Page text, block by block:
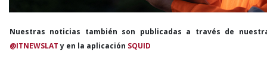
Nuestras noticias también son publicadas a través de
@ITNEWSLATy en la aplicación SQUID